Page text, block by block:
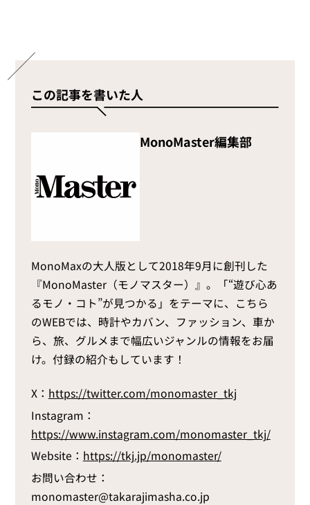
この記事を書いた人
MonoMaster編集部
MonoMaxの大人版として2018年9月に創刊した
『MonoMaster（モノマスター）』。「“遊び心あ
るモノ・コト”が見つかる」をテーマに、こちら
のWEBでは、時計やカバン、ファッション、車か
ら、旅、グルメまで幅広いジャンルの情報をお届
け。付録の紹介もしています！
X： https://twitter.com/monomaster_tkj
Instagram：
https://www.instagram.com/monomaster_tkj/
Website： https://tkj.jp/monomaster/
お問い合わせ：
monomaster@takarajimasha.co.jp